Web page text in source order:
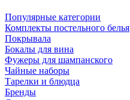
Популярные категории
Комплекты постельного белья
Покрывала
Бокалы для вина
Фужеры для шампанского
Чайные наборы
Тарелки и блюдца
Бренды